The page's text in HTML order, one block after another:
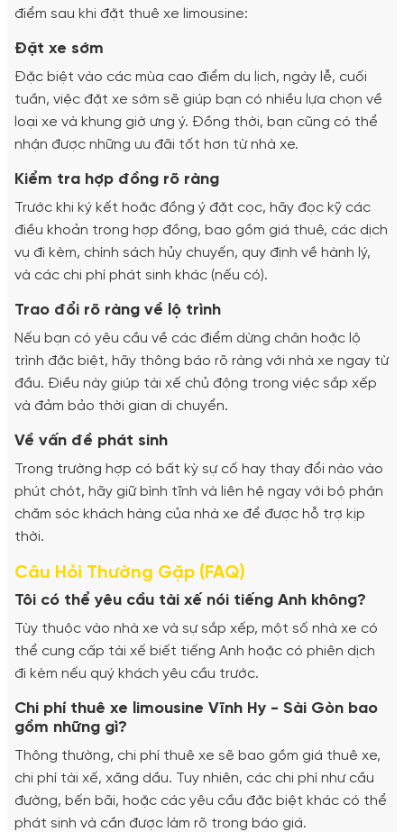
điểm sau khi đặt thuê xe limousine:
Đặt xe sớm
Đặc biệt vào các mùa cao điểm du lịch, ngày lễ, cuối
tuần, việc đặt xe sớm sẽ giúp bạn có nhiều lựa chọn về
loại xe và khung giờ ưng ý. Đồng thời, bạn cũng có thể
nhận được những ưu đãi tốt hơn từ nhà xe.
Kiểm tra hợp đồng rõ ràng
Trước khi ký kết hoặc đồng ý đặt cọc, hãy đọc kỹ các
điều khoản trong hợp đồng, bao gồm giá thuê, các dịch
vụ đi kèm, chính sách hủy chuyến, quy định về hành lý,
và các chi phí phát sinh khác (nếu có).
Trao đổi rõ ràng về lộ trình
Nếu bạn có yêu cầu về các điểm dừng chân hoặc lộ
trình đặc biệt, hãy thông báo rõ ràng với nhà xe ngay từ
đầu. Điều này giúp tài xế chủ động trong việc sắp xếp
và đảm bảo thời gian di chuyển.
Về vấn đề phát sinh
Trong trường hợp có bất kỳ sự cố hay thay đổi nào vào
phút chót, hãy giữ bình tĩnh và liên hệ ngay với bộ phận
chăm sóc khách hàng của nhà xe để được hỗ trợ kịp
thời.
Câu Hỏi Thường Gặp (FAQ)
Tôi có thể yêu cầu tài xế nói tiếng Anh không?
Tùy thuộc vào nhà xe và sự sắp xếp, một số nhà xe có
thể cung cấp tài xế biết tiếng Anh hoặc có phiên dịch
đi kèm nếu quý khách yêu cầu trước.
Chi phí thuê xe limousine Vĩnh Hy - Sài Gòn bao
gồm những gì?
Thông thường, chi phí thuê xe sẽ bao gồm giá thuê xe,
chi phí tài xế, xăng dầu. Tuy nhiên, các chi phí như cầu
đường, bến bãi, hoặc các yêu cầu đặc biệt khác có thể
phát sinh và cần được làm rõ trong báo giá.